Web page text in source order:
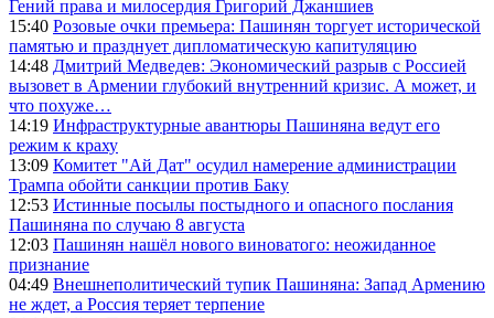
Гений права и милосердия Григорий Джаншиев
15:40 Розовые очки премьера: Пашинян торгует исторической
памятью и празднует дипломатическую капитуляцию
14:48 Дмитрий Медведев: Экономический разрыв с Россией
вызовет в Армении глубокий внутренний кризис. А может, и
что похуже…
14:19 Инфраструктурные авантюры Пашиняна ведут его
режим к краху
13:09 Комитет "Ай Дат" осудил намерение администрации
Трампа обойти санкции против Баку
12:53 Истинные посылы постыдного и опасного послания
Пашиняна по случаю 8 августа
12:03 Пашинян нашёл нового виноватого: неожиданное
признание
04:49 Внешнеполитический тупик Пашиняна: Запад Армению
не ждет, а Россия теряет терпение